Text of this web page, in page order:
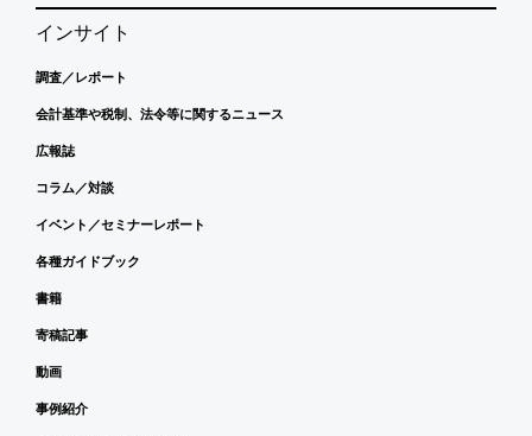
インサイト
調査／レポート
会計基準や税制、法令等に関するニュース
広報誌
コラム／対談
イベント／セミナーレポート
各種ガイドブック
書籍
寄稿記事
動画
事例紹介